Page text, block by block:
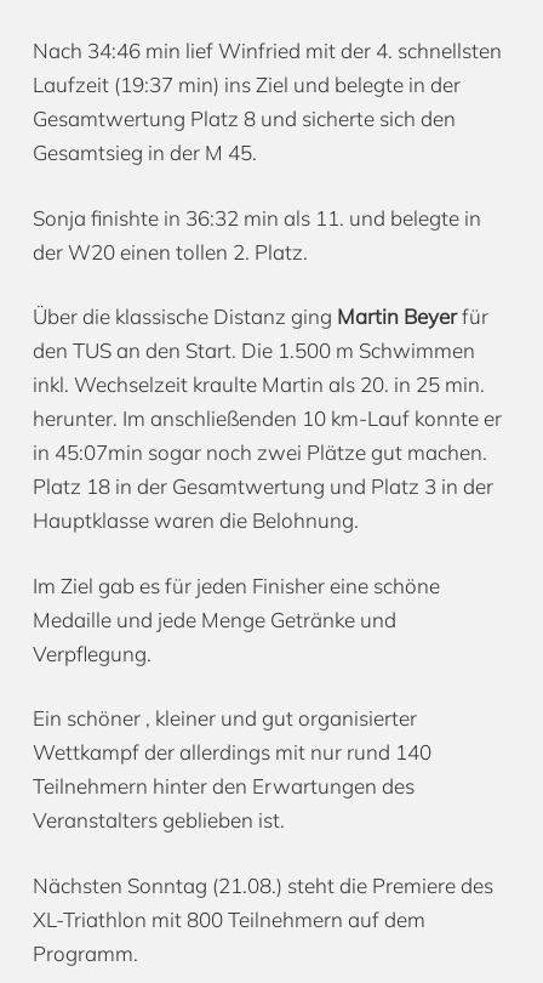
Nach 34:46 min lief Winfried mit der 4. schnellsten
Laufzeit (19:37 min) ins Ziel und belegte in der
Gesamtwertung Platz 8 und sicherte sich den
Gesamtsieg in der M 45.
Sonja finishte in 36:32 min als 11. und belegte in
der W20 einen tollen 2. Platz.
Über die klassische Distanz ging Martin Beyerfür
den TUS an den Start. Die 1.500 m Schwimmen
inkl. Wechselzeit kraulte Martin als 20. in 25 min.
herunter. Im anschließenden 10 km-Lauf konnte er
in 45:07min sogar noch zwei Plätze gut machen.
Platz 18 in der Gesamtwertung und Platz 3 in der
Hauptklasse waren die Belohnung.
Im Ziel gab es für jeden Finisher eine schöne
Medaille und jede Menge Getränke und
Verpflegung.
Ein schöner , kleiner und gut organisierter
Wettkampf der allerdings mit nur rund 140
Teilnehmern hinter den Erwartungen des
Veranstalters geblieben ist.
Nächsten Sonntag (21.08.) steht die Premiere des
XL-Triathlon mit 800 Teilnehmern auf dem
Programm.